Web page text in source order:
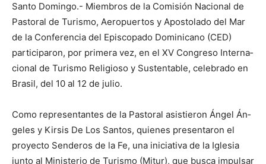
Santo Domingo.- Miembros de la Co­misión Nacional de
Pastoral de Turismo, Aeropuertos y Apos­tolado del Mar
de la Conferencia del Epis­copado Domi­nicano (CED)
participaron, por primera vez, en el XV Con­greso Interna­
cional de Turismo Religioso y Sustenta­ble, celebrado en
Bra­sil, del 10 al 12 de julio.
Como representantes de la Pastoral asistieron Ángel Án­
geles y Kirsis De Los Santos, quienes presentaron el
proyecto Senderos de la Fe, una iniciativa de la Iglesia
junto al Ministerio de Turismo (Mitur), que busca impulsar